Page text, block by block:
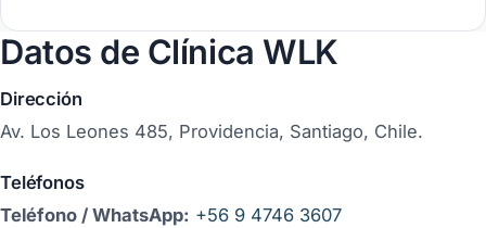
Datos de Clínica WLK
Dirección
Av. Los Leones 485, Providencia, Santiago, Chile.
Teléfonos
Teléfono / WhatsApp: +56 9 4746 3607